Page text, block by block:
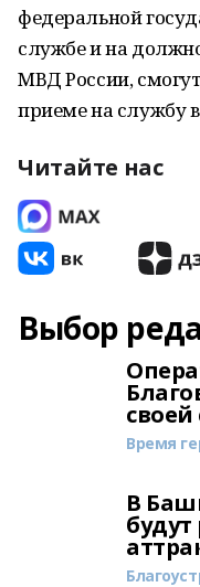
федеральной
службе и на
МВД России,
приеме на службу
Читайте нас
Выбор
своей
Время
В
будут